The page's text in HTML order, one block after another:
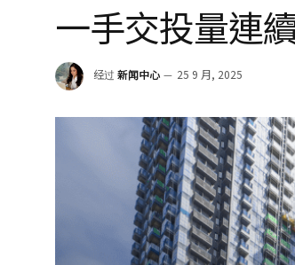
一手交投量連
经过 新闻中心 25 9 月, 2025